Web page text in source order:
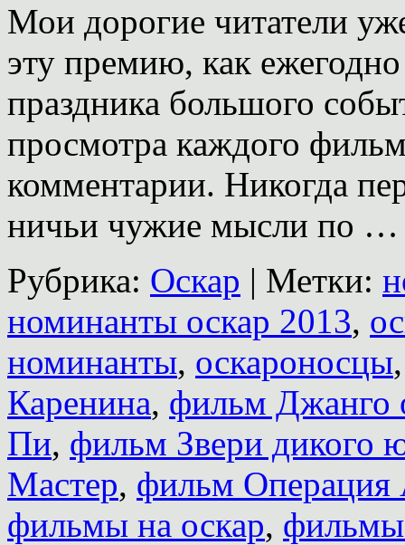
Мои дорогие читатели
эту премию, как
праздника большого
просмотра каждого
комментарии. Никогда
ничьи чужие мысли по
Рубрика: Оскар | Метки:
номинанты оскар 2013,
номинанты, оскароносцы
Каренина, фильм Джанго
Пи, фильм Звери дикого
Мастер, фильм Операция
фильмы на оскар,